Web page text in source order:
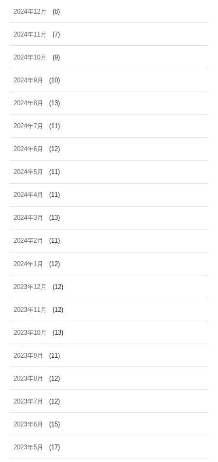
2024年12月 (8)
2024年11月 (7)
2024年10月 (9)
2024年9月 (10)
2024年8月 (13)
2024年7月 (11)
2024年6月 (12)
2024年5月 (11)
2024年4月 (11)
2024年3月 (13)
2024年2月 (11)
2024年1月 (12)
2023年12月 (12)
2023年11月 (12)
2023年10月 (13)
2023年9月 (11)
2023年8月 (12)
2023年7月 (12)
2023年6月 (15)
2023年5月 (17)